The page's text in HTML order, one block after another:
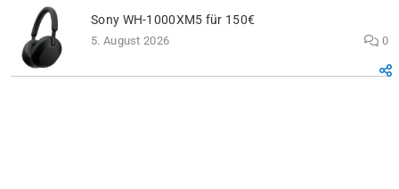
Sony WH-1000XM5 für 150€
5. August 2026 0